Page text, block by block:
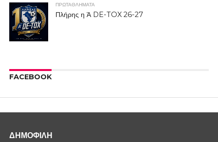
ΠΡΩΤΑΘΛΉΜΑΤΑ
Πλήρης η Ά DE-TOX 26-27
FACEBOOK
ΔΗΜΟΦΙΛΗ